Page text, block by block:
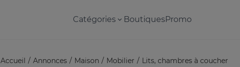
Catégories BoutiquesPromo
Accueil Annonces Maison Mobilier
Lits, chambres à coucher